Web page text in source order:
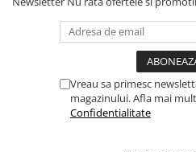
Vreau sa primesc
magazinului. Afla mai
Confidentialitate